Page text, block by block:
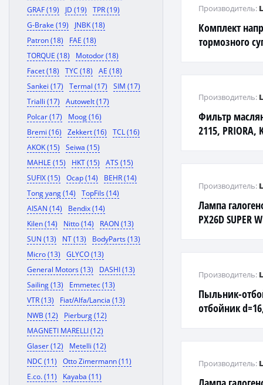
GRAF (19)
JD (19)
TPR (19)
G-Brake (19)
JNBK (18)
Patron (18)
FAE (18)
TORQUE (18)
Motodor (18)
Facet (18)
TYC (18)
AE (18)
Sankei (17)
Termal (17)
SIM (17)
Trialli (17)
Autowelt (17)
Polcar (17)
Moog (16)
Bremi (16)
Zekkert (16)
TCL (16)
AKOK (15)
Seiwa (15)
MAHLE (15)
HKT (15)
ATS (15)
SUFIX (15)
Ocap (14)
BEHR (14)
Tong yang (14)
TopFils (14)
AISAN (14)
Bendix (14)
Kilen (14)
Nitto (14)
RAON (13)
SUN (13)
NT (13)
BodyParts (13)
Micro (13)
GLYCO (13)
General Motors (13)
DASHI (13)
Sailing (13)
Emmetec (13)
VTR (13)
Fiat/Alfa/Lancia (13)
NWB (12)
Pierburg (12)
MAGNETI MARELLI (12)
Glaser (12)
Metelli (12)
NDC (11)
Otto Zimermann (11)
E.co. (11)
Kayaba (11)
Комплект
тормозного
Производитель:
Фильтр
2115, PRIORA,
Производитель:
Лампа
PX26D SUPER
Производитель:
Пыльник-
отбойник
Производитель:
Производитель: